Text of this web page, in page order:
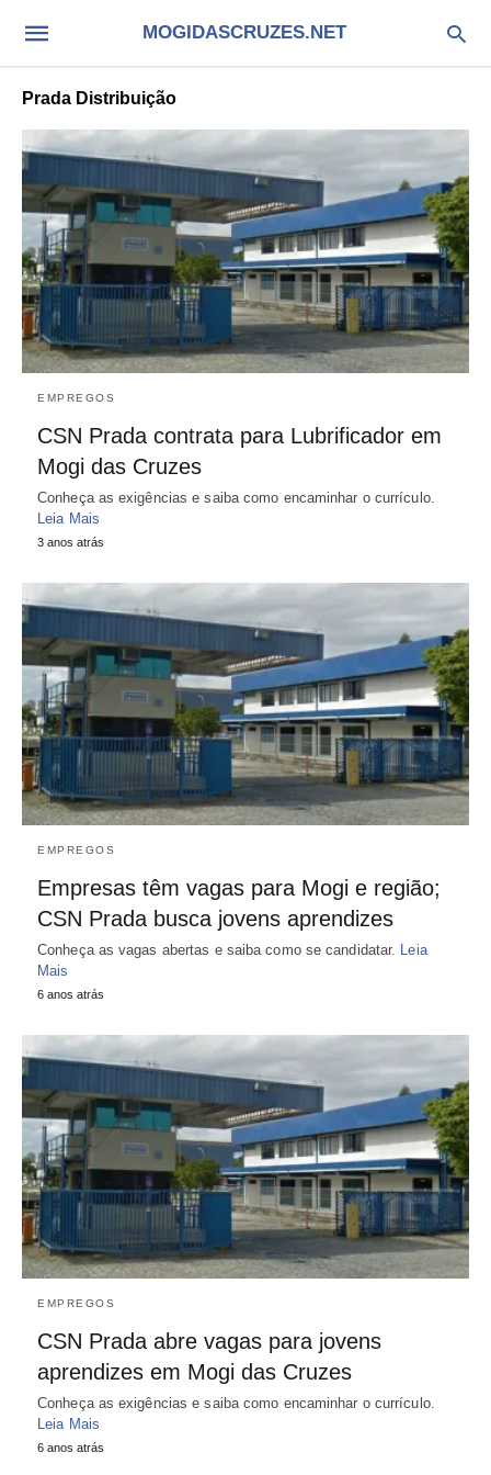
MOGIDASCRUZES.NET
Prada Distribuição
EMPREGOS
CSN Prada contrata para Lubrificador em
Mogi das Cruzes
Conheça as exigências e saiba como encaminhar o currículo.
Leia Mais
3 anos atrás
EMPREGOS
Empresas têm vagas para Mogi e região;
CSN Prada busca jovens aprendizes
Conheça as vagas abertas e saiba como se candidatar. Leia
Mais
6 anos atrás
EMPREGOS
CSN Prada abre vagas para jovens
aprendizes em Mogi das Cruzes
Conheça as exigências e saiba como encaminhar o currículo.
Leia Mais
6 anos atrás